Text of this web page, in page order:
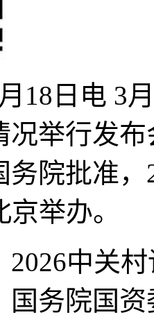
18日电 3
况举行发
务院批准
举办。
中关村
国务院国